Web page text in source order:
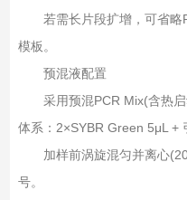
若需长片段扩增，可省略
模板。
预混液配置‌
采用预混PCR Mix(含热启
体系：2×SYBR Green 5μL +
加样前涡旋混匀并离心
号。